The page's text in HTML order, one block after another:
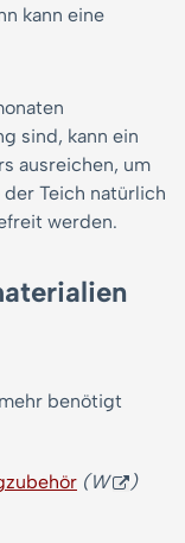
kann eine
sind, kann ein
ausreichen, um
Teich natürlich
werden.
benötigt
(W
)